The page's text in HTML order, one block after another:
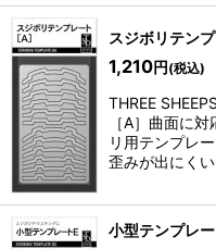
スジボリテン
1,210円 (税込)
THREE
［A］曲面に
リ用テンプレ
歪みが出にく
小型テンプレ